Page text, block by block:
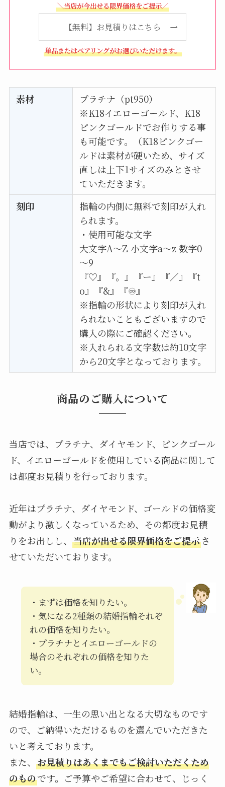
＼当店が今出せる限界価格をご提示／
【無料】お見積りはこちら
単品またはペアリングがお選びいただけます。
素材
プラチナ（pt950）
※K18イエローゴールド、K18
ピンクゴールドでお作りする事
も可能です。（K18ピンクゴー
ルドは素材が硬いため、サイズ
直しは上下1サイズのみとさせ
ていただきます。
刻印
指輪の内側に無料で刻印が入れ
られます。
・使用可能な文字
大文字A〜Z 小文字a〜z 数字0
～9
『♡』『。』『ー』『／』『t
o』『&』『♾』
※指輪の形状により刻印が入れ
られないこともございますので
購入の際にご確認ください。
※入れられる文字数は約10文字
から20文字となっております。
商品のご購入について
当店では、プラチナ、ダイヤモンド、ピンクゴール
ド、イエローゴールドを使用している商品に関して
は都度お見積りを行っております。
近年はプラチナ、ダイヤモンド、ゴールドの価格変
動がより激しくなっているため、その都度お見積
りをお出しし、 当店が出せる限界価格をご提示さ
せていただいております。
・まずは価格を知りたい。
・気になる2種類の結婚指輪それぞ
れの価格を知りたい。
・プラチナとイエローゴールドの
場合のそれぞれの価格を知りた
い。
結婚指輪は、一生の思い出となる大切なものです
ので、ご納得いただけるものを選んでいただきた
いと考えております。
また、 お見積りはあくまでもご検討いただくため
のものです。ご予算やご希望に合わせて、じっく